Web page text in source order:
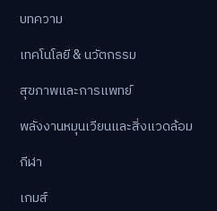
บทความ
เทคโนโลยี & นวัตกรรม
สุขภาพและการแพทย์
พลังงานหมุนเวียนและสิ่งแวดล้อม
กีฬา
เกมส์